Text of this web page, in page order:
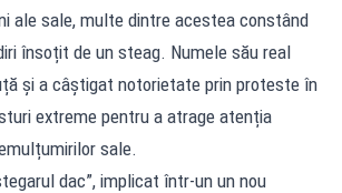
ale sale, multe dintre acestea constând
însoțit de un steag. Numele său real
și a câștigat notorietate prin proteste în
extreme pentru a atrage atenția
sale.
dac”, implicat într-un un nou